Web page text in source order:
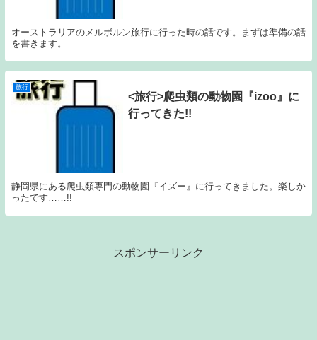
オーストラリアのメルボルン旅行に行った時の話です。まずは準備の話
を書きます。
旅行
<旅行>爬虫類の動物園『izoo』に
行ってきた!!
静岡県にある爬虫類専門の動物園『イズー』に行ってきました。楽しか
ったです……!!
スポンサーリンク